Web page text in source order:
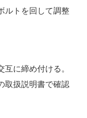
ルトを回して調整
に締め付ける。
取扱説明書で確認